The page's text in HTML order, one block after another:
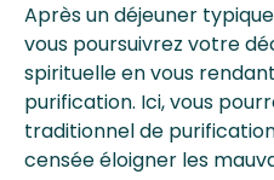
Après un déjeuner
vous poursuivrez votre
spirituelle en vous
purification. Ici, vous
traditionnel de
censée éloigner les